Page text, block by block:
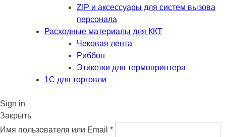
ZIP и аксессуары для систем вызова
персонала
Расходные материалы для ККТ
Чековая лента
Риббон
Этикетки для термопринтера
1С для торговли
Sign in
Закрыть
Имя пользователя или Email *Обязательно